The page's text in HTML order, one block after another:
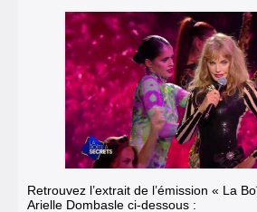
Retrouvez l’extrait de l’émission « La
Arielle Dombasle ci-dessous :